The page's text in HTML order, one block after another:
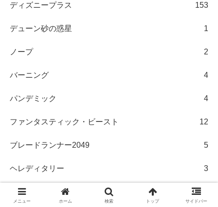
ディズニープラス 153
デューン砂の惑星 1
ノープ 2
バーニング 4
パンデミック 4
ファンタスティック・ビースト 12
ブレードランナー2049 5
ヘレディタリー 3
ペット
メニュー ホーム 検索 トップ サイドバー